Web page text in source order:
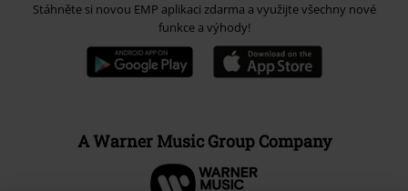
Stáhněte si novou EMP aplikaci zdarma a využijte všechny nové
funkce a výhody!
A Warner Music Group Company